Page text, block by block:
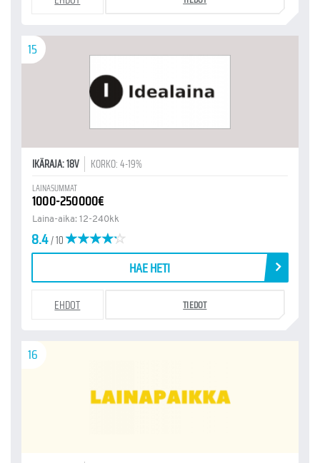
15
IKÄRAJA: 18V KORKO: 4-19%
LAINASUMMAT
1000-250000€
Laina-aika: 12-240kk
8.4/ 10
HAE HETI
EHDOT TIEDOT
16